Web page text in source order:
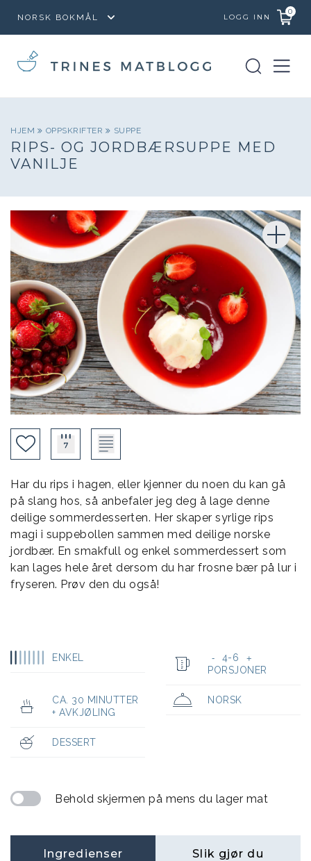
LOGG INN
0
HJEM OPPSKRIFTER SUPPE
RIPS- OG JORDBÆRSUPPE MED
VANILJE
Har du rips i hagen, eller kjenner du noen du kan gå
på slang hos, så anbefaler jeg deg å lage denne
deilige sommerdesserten. Her skaper syrlige rips
magi i suppebollen sammen med deilige norske
jordbær. En smakfull og enkel sommerdessert som
kan lages hele året dersom du har frosne bær på lur i
fryseren. Prøv den du også!
ENKEL - 4-6 +
PORSJONER
CA. 30 MINUTTER
+ AVKJØLING
NORSK
DESSERT
Behold skjermen på mens du lager mat
Ingredienser Slik gjør du